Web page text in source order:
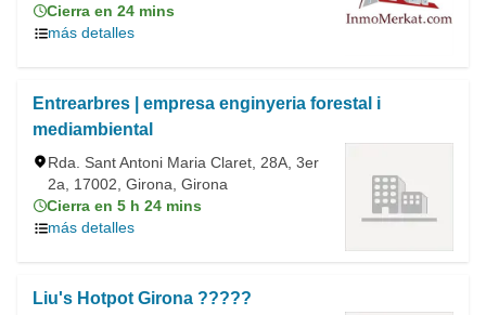
Cierra en 24 mins
más detalles
Entrearbres | empresa enginyeria forestal i
mediambiental
Rda. Sant Antoni Maria Claret, 28A, 3er
2a, 17002, Girona, Girona
Cierra en 5 h 24 mins
más detalles
Liu's Hotpot Girona ?????